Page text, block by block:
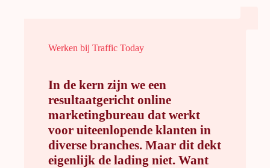
Werken bij Traffic Today
In de kern zijn we een
resultaatgericht online
marketingbureau dat werkt
voor uiteenlopende klanten in
diverse branches. Maar dit dekt
eigenlijk de lading niet. Want